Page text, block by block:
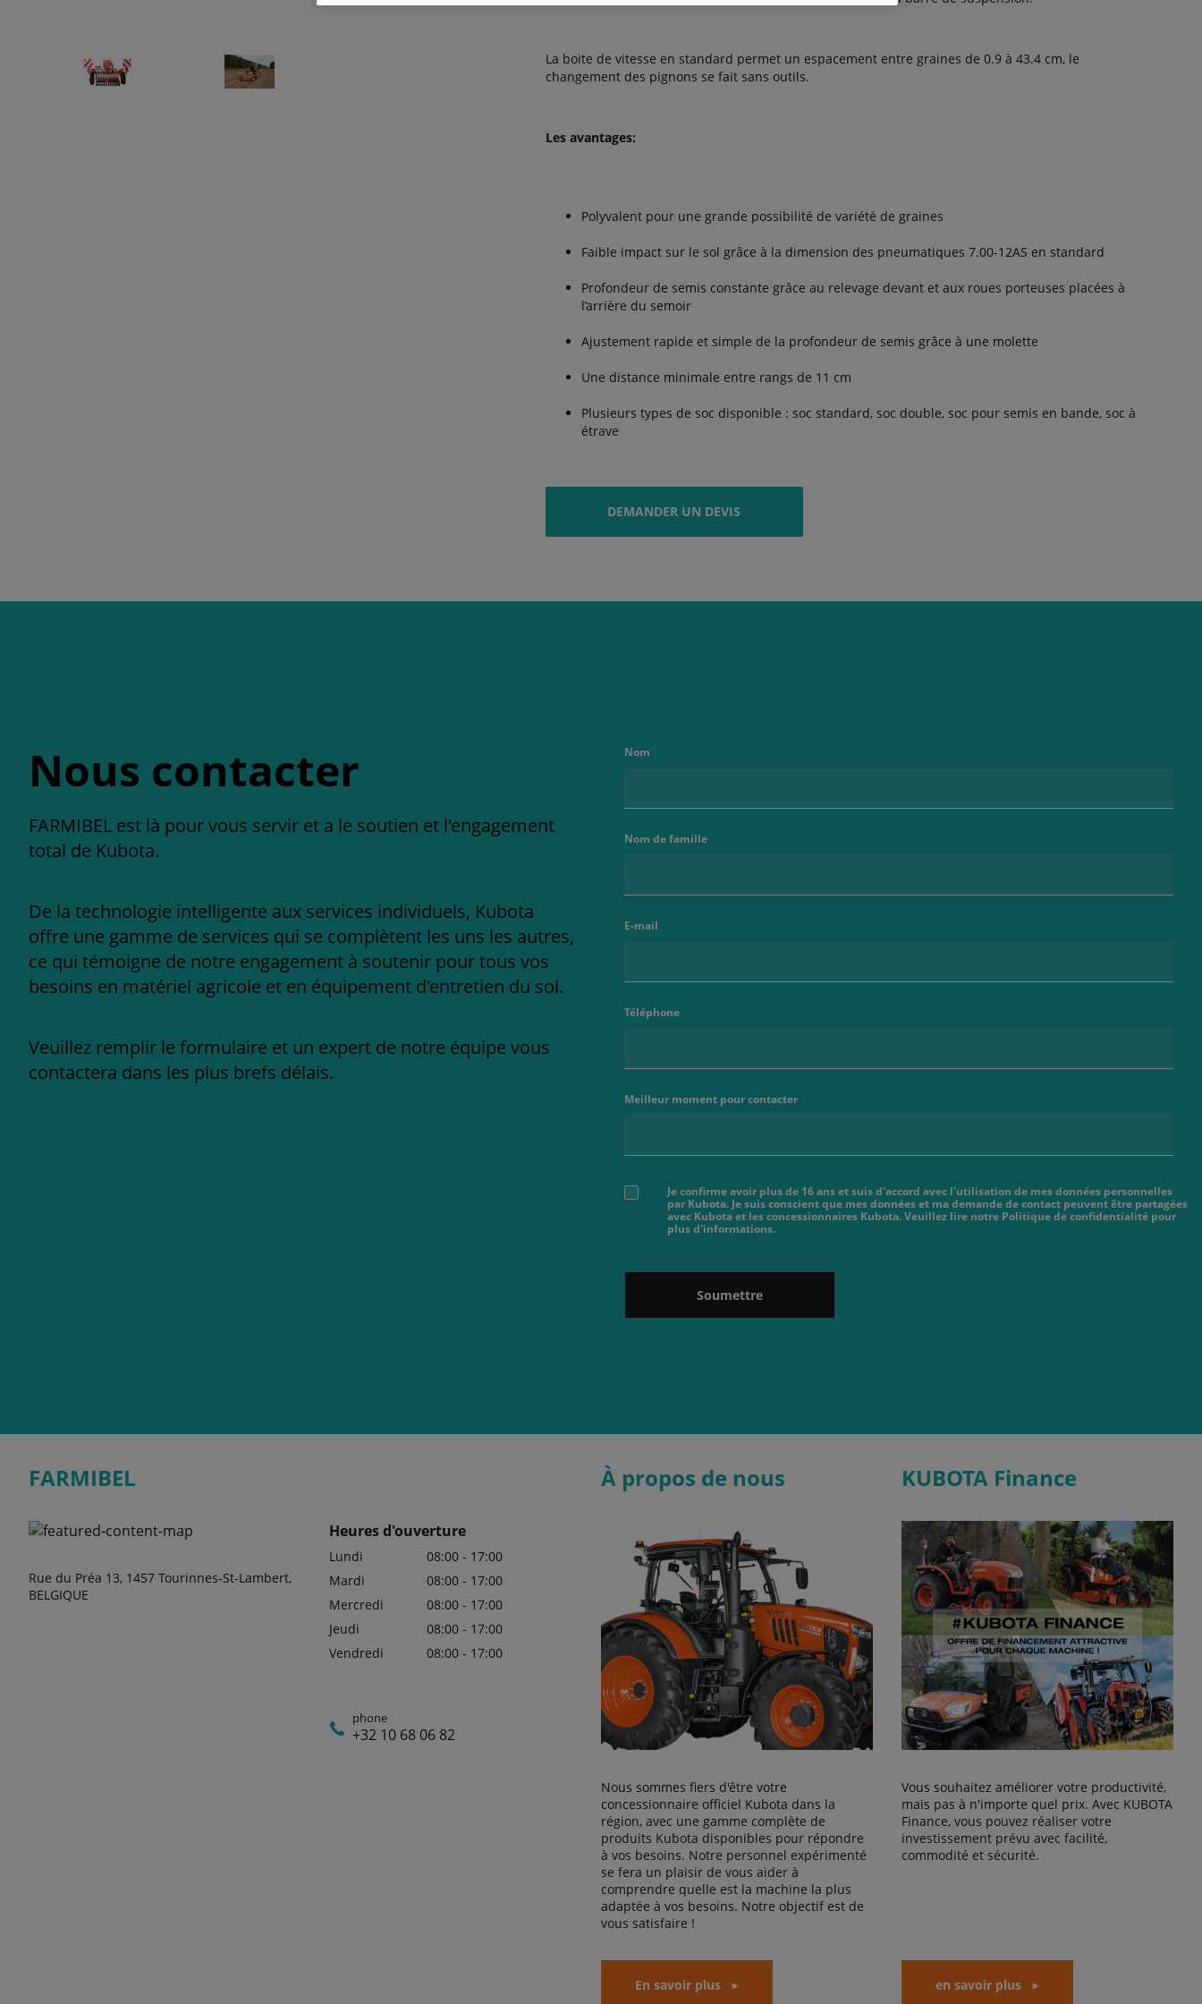
La boite de vitesse en standard permet un espacement entre graines de 0.9 à 43.4 cm, le
changement des pignons se fait sans outils.
Les avantages:
Polyvalent pour une grande possibilité de variété de graines
Faible impact sur le sol grâce à la dimension des pneumatiques 7.00-12AS en standard
Profondeur de semis constante grâce au relevage devant et aux roues porteuses placées à
l’arrière du semoir
Ajustement rapide et simple de la profondeur de semis grâce à une molette
Une distance minimale entre rangs de 11 cm
Plusieurs types de soc disponible : soc standard, soc double, soc pour semis en bande, soc à
étrave
DEMANDER UN DEVIS
Nous contacter
FARMIBEL est là pour vous servir et a le soutien et l'engagement
total de Kubota.
De la technologie intelligente aux services individuels, Kubota
offre une gamme de services qui se complètent les uns les autres,
ce qui témoigne de notre engagement à soutenir pour tous vos
besoins en matériel agricole et en équipement d'entretien du sol.
Veuillez remplir le formulaire et un expert de notre équipe vous
contactera dans les plus brefs délais.
Nom
Nom de famille
E-mail
Téléphone
Meilleur moment pour contacter
Je confirme avoir plus de 16 ans et suis d'accord avec l'utilisation de mes données personnelles
par Kubota. Je suis conscient que mes données et ma demande de contact peuvent être partagées
avec Kubota et les concessionnaires Kubota. Veuillez lire notre Politique de confidentialité pour
plus d'informations.
Soumettre
FARMIBEL
Rue du Préa 13, 1457 Tourinnes-St-Lambert,
BELGIQUE
Heures d'ouverture
Lundi
08:00 - 17:00
Mardi
08:00 - 17:00
Mercredi
08:00 - 17:00
Jeudi
08:00 - 17:00
Vendredi
08:00 - 17:00
phone
+32 10 68 06 82
À propos de nous
Nous sommes fiers d'être votre
concessionnaire officiel Kubota dans la
région, avec une gamme complète de
produits Kubota disponibles pour répondre
à vos besoins. Notre personnel expérimenté
se fera un plaisir de vous aider à
comprendre quelle est la machine la plus
adaptée à vos besoins. Notre objectif est de
vous satisfaire !
En savoir plus
KUBOTA Finance
Vous souhaitez améliorer votre productivité,
mais pas à n'importe quel prix. Avec KUBOTA
Finance, vous pouvez réaliser votre
investissement prévu avec facilité,
commodité et sécurité.
en savoir plus